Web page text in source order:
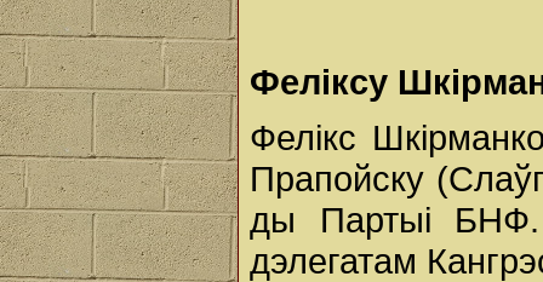
Феліксу
Фелікс
Прапойску
ды Партыі
дэлегатам